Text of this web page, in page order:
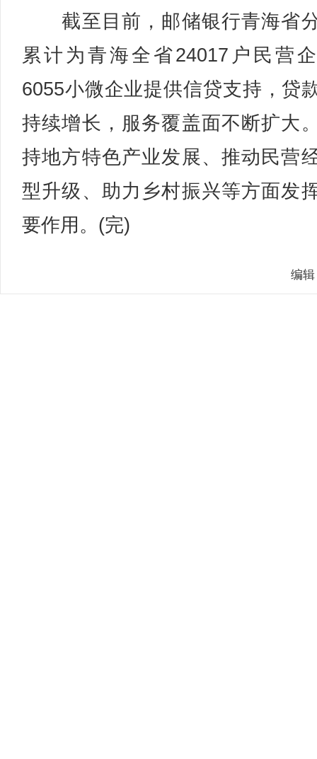
截至目前，邮储银行青海省
累计为青海全省24017户民营
6055小微企业提供信贷支持，贷
持续增长，服务覆盖面不断扩大
持地方特色产业发展、推动民营
型升级、助力乡村振兴等方面发
要作用。(完)
编